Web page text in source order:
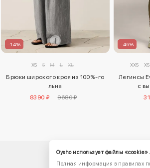
–14%
XS S M L XL
Брюки широкого кроя из 100%-го
льна
8390 ₽
9680 ₽
–46%
XXS XS
Легинсы
с
Oysho использует файлы «cookie».
Полная информация в правилах